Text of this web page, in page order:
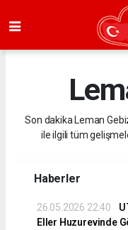
Son dakika Leman
ile ilgili tüm
Haberler
26.05.2026 22:40
Eller Huzurevinde